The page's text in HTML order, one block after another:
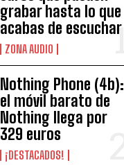
grabar hasta lo que
acabas de escuchar
ZONA AUDIO
Nothing Phone (4b):
el móvil barato de
Nothing llega por
329 euros
¡DESTACADOS!